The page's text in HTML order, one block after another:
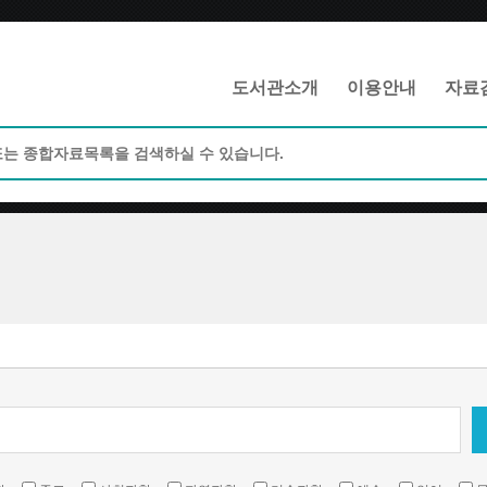
도서관소개 이용안내 자료